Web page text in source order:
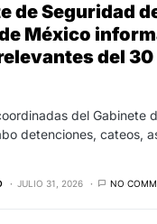
de Seguridad
México
del 30
del Gabinete
detenciones, cateos,
JULIO 31, 2026 NO